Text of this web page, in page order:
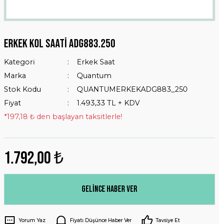
Erkek Kol Saati Adg883.250
Kategori
Erkek Saat
Marka
Quantum
Stok Kodu
QUANTUMERKEKADG883_250
Fiyat
1.493,33 TL + KDV
*197,18 ₺ den başlayan taksitlerle!
1.792,00 ₺
Gelince Haber Ver
Yorum Yaz Fiyatı Düşünce Haber Ver Tavsiye Et